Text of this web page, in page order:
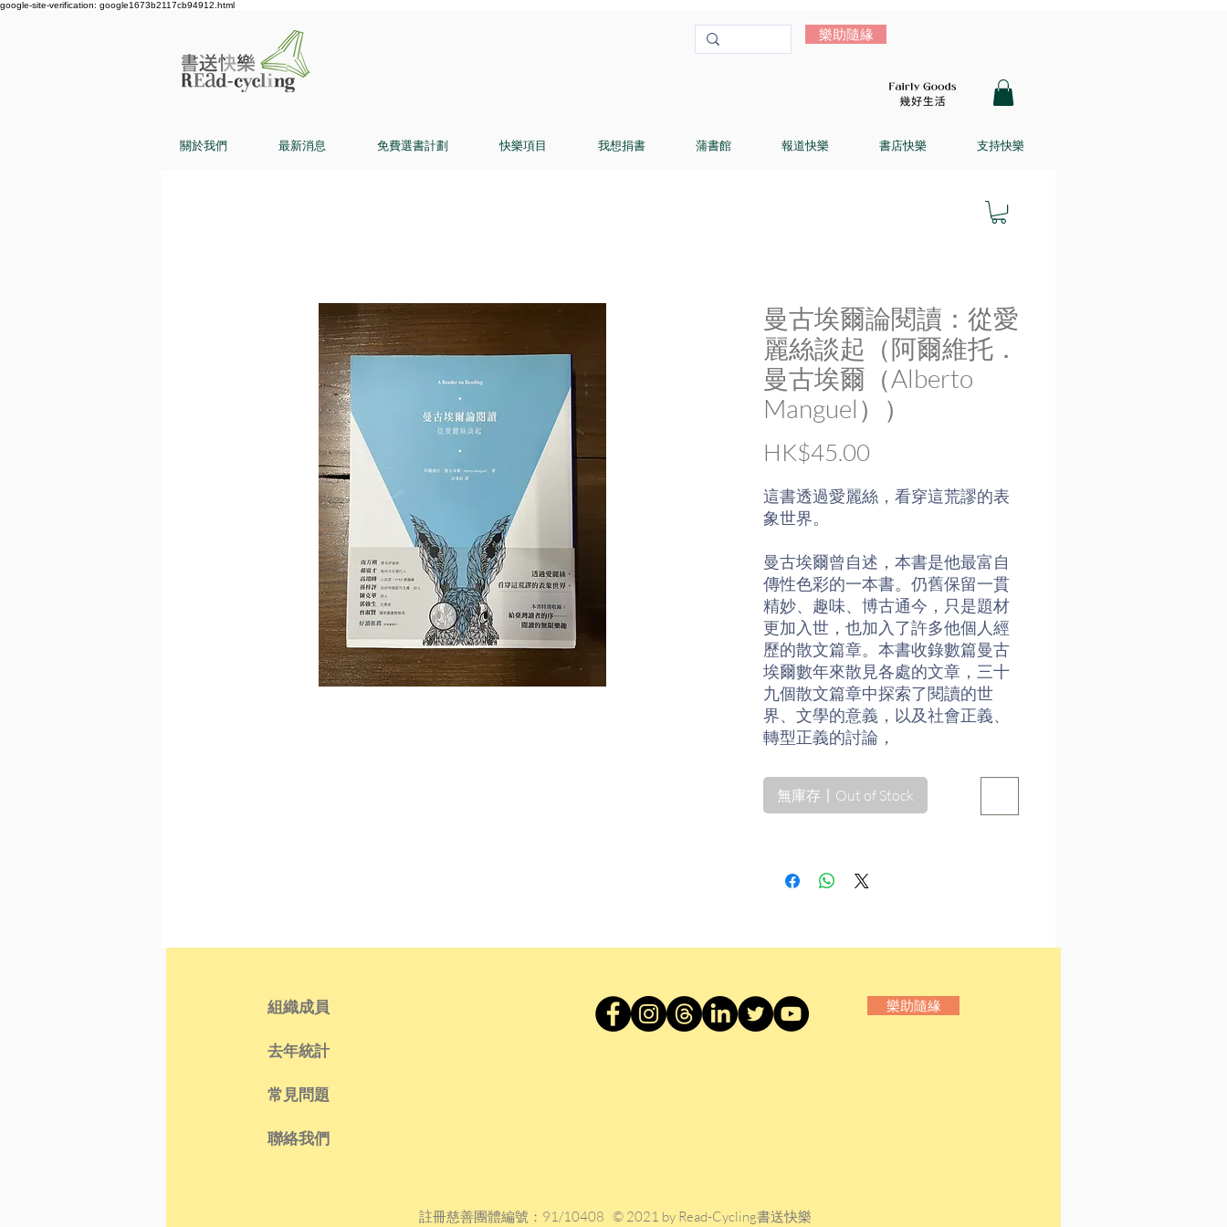
google-site-verification: google1673b2117cb94912.html
樂助隨緣
關於我們 最新消息 免費選書計劃 快樂項目 我想捐書 蒲書館 報道快樂 書店快樂 支持快樂
曼古埃爾論閱讀：從愛
麗絲談起（阿爾維托．
曼古埃爾（Alberto
Manguel））
HK$45.00
格
這書透過愛麗絲，看穿這荒謬的表
象世界。
曼古埃爾曾自述，本書是他最富自
傳性色彩的一本書。仍舊保留一貫
精妙、趣味、博古通今，只是題材
更加入世，也加入了許多他個人經
歷的散文篇章。本書收錄數篇曼古
埃爾數年來散見各處的文章，三十
九個散文篇章中探索了閱讀的世
界、文學的意義，以及社會正義、
轉型正義的討論，
曼古埃爾被喬治史坦納（George
Steiner）譽為「閱讀之卡薩諾瓦」
而言，其目的其實是在「定義我們
的世界」。除了一貫的博學多聞旁
作者簡介
阿爾維托．曼古埃爾（Alberto
座藏書四萬冊的私人圖書館，並獲
無庫存〡Out of Stock
組織成員 樂助隨緣
去年統計
常見問題
聯絡我們
註冊慈善團體編號：91/10408 © 2021 by Read-Cycling書送快樂